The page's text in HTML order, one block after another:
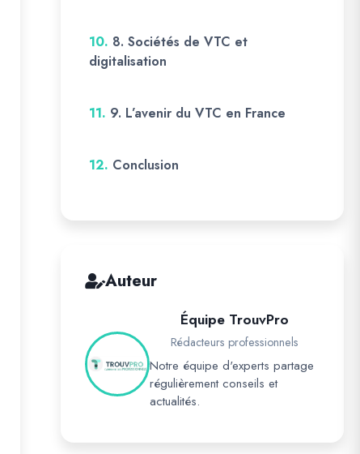
10. 8. Sociétés de VTC et
digitalisation
11. 9. L’avenir du VTC en France
12. Conclusion
Auteur
Équipe TrouvPro
Rédacteurs professionnels
Notre équipe d'experts partage
régulièrement conseils et
actualités.